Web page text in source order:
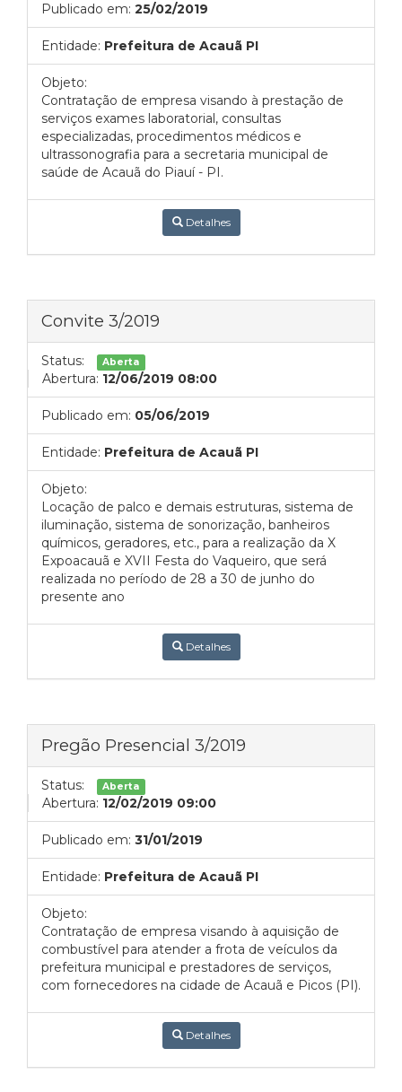
Publicado em: 25/02/2019
Entidade: Prefeitura de Acauã PI
Objeto:
Contratação de empresa visando à prestação de
serviços exames laboratorial, consultas
especializadas, procedimentos médicos e
ultrassonografia para a secretaria municipal de
saúde de Acauã do Piauí - PI.
Detalhes
Convite 3/2019
Status: Aberta
Abertura: 12/06/2019 08:00
Publicado em: 05/06/2019
Entidade: Prefeitura de Acauã PI
Objeto:
Locação de palco e demais estruturas, sistema de
iluminação, sistema de sonorização, banheiros
químicos, geradores, etc., para a realização da X
Expoacauã e XVII Festa do Vaqueiro, que será
realizada no período de 28 a 30 de junho do
presente ano
Detalhes
Pregão Presencial 3/2019
Status: Aberta
Abertura: 12/02/2019 09:00
Publicado em: 31/01/2019
Entidade: Prefeitura de Acauã PI
Objeto:
Contratação de empresa visando à aquisição de
combustível para atender a frota de veículos da
prefeitura municipal e prestadores de serviços,
com fornecedores na cidade de Acauã e Picos (PI).
Detalhes